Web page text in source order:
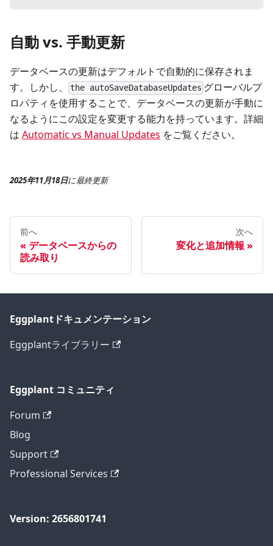
自動 vs. 手動更新
データベースの更新はデフォルトで自動的に保存されま
す。しかし、
the autoSaveDatabaseUpdates グローバルプ
ロパティを使用することで、データベースの更新が手動に
なるようにこの設定を変更する能力を持っています。詳細
は Automatic vs Manual Updates をご覧ください。
2025年11月18日に最終更新
前へ
データベースからの
読み取り
次へ
変化と追加情報
Eggplantドキュメンテーション
Eggplantライブラリー
Eggplant コミュニティ
Forum
Blog
Support
Professional Services
Version: 2656801741